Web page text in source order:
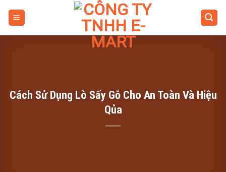
Cách Sử Dụng Lò Sấy Gỗ Cho An Toàn Và Hiệu
Qủa